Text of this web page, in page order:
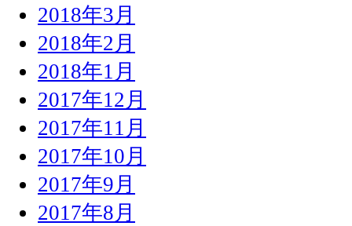
2018年3月
2018年2月
2018年1月
2017年12月
2017年11月
2017年10月
2017年9月
2017年8月